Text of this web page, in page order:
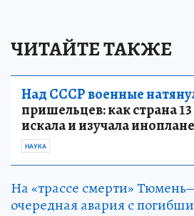
ЧИТАЙТЕ ТАКЖЕ
Над СССР военные
пришельцев: как страна
искала и изучала
НАУКА
На «трассе смерти»
очередная авария с